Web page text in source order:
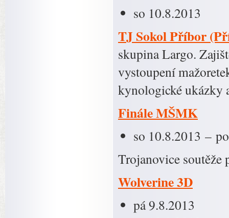
so 10.8.2013
TJ Sokol Příbor
skupina Largo.
vystoupení
kynologické
Finále MŠMK
so 10.8.2013 –
Trojanovice soutěže
Wolverine 3D
pá 9.8.2013